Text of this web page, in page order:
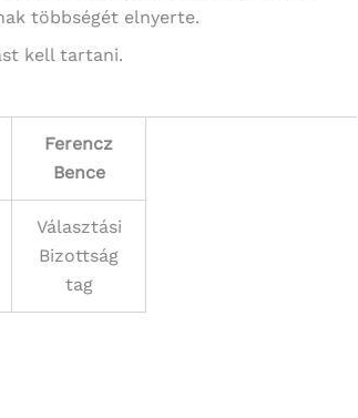
többségét elnyerte.
kell tartani.
Ferencz
Bence
Választási
Bizottság
tag